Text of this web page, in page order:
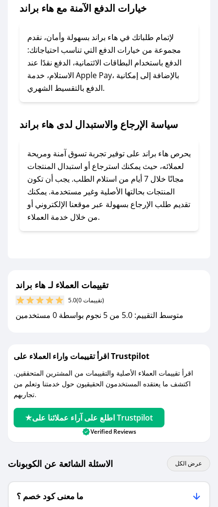
### ماذا أفعل إذا لم يعمل كود الخصم؟
الرسائل الخاصة على تويتر أو البريد الإلكتروني،
وسنقوم بحل المشكلة في أسرع وقت ممكن.
### ماذا أفعل إذا لم أجد كود خصم لمتجري
المفضل؟
في حال عدم توفر كوبونات لمتجرك المفضل، يمكنك
أسرع وقت ممكن.
### كيف تحصل على كوبونات خصم حصرية من هاء
براند؟
للحصول على كوبونات وخصومات حصرية، قم بما
يلي:
- اضغط على أيقونة متابعة لمتجر هاء براند في تطبيق
صحصح.
مع صحصح، تسوق بذكاء ووفّر على كل مشترياتك مع
خيارات الدفع الآمنة مع هاء براند
لإتمام طلباتك في هاء براند بسهولة وأمان، نقدم
مجموعة من خيارات الدفع التي تناسب احتياجاتك:
الدفع باستخدام البطاقات الائتمانية، الدفع نقدًا عند
الاستلام، خدمة Apple Pay، بالإضافة إلى إمكانية
الدفع بالتقسيط الشهري.
سياسة الإرجاع والاستبدال لدى هاء براند
يحرص هاء براند على توفير تجربة تسوق آمنة ومريحة
لعملائه، حيث يمكنك استرجاع أو استبدال المنتجات
مجانًا خلال 7 أيام من استلام الطلب. يجب أن تكون
المنتجات بحالتها الأصلية وغير مستخدمة. يمكنك
تقديم طلب الإرجاع بسهولة عبر موقعنا الإلكتروني أو
من خلال خدمة العملاء.
تقييمات العملاء لـ هاء براند
5.0 (0 تقييمات)
متوسط التقييم: 5.0 من 5 نجوم بواسطة 0 مستخدمين
اقرأ تقييمات واراء العملاء على Trustpilot
اقرأ تقييمات العملاء الأصلية والتقييمات من المشترين المتحققين.
اكتشف ما يعتقده المستخدمون الحقيقيون حول خدمتنا وتعلم من
تجاربهم.
اطلع على آراء عملائنا على Trustpilot
Verified Reviews
الاسئلة الشائعة عن الكوبونات عرض الكل
ما معنى كود خصم ؟